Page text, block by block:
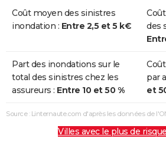
Inondations
et/ou
24/01/2009 27/01/
Chocs
Mécaniques
liés à l'action
24/01/2009 27/01/
Coût moyen des sinistres
inondation : Entre 2,5 et 5 k€
des
Part des inondations sur le
total des sinistres chez les
assureurs : Entre 10 et 50 %
par
et
Source : Linternaute.com d'après les données de
Villes avec le plus de